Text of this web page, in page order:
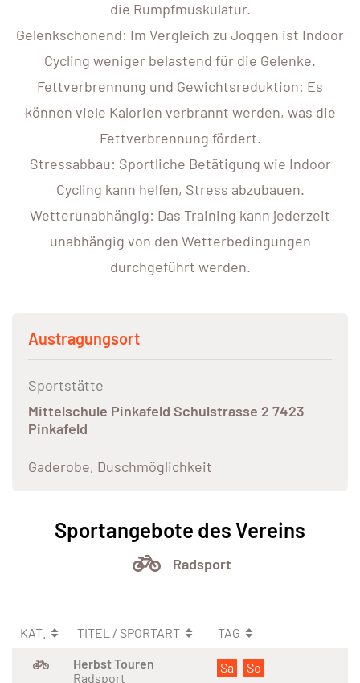
die Rumpfmuskulatur.
Gelenkschonend: Im Vergleich zu Joggen ist Indoor
Cycling weniger belastend für die Gelenke.
Fettverbrennung und Gewichtsreduktion: Es
können viele Kalorien verbrannt werden, was die
Fettverbrennung fördert.
Stressabbau: Sportliche Betätigung wie Indoor
Cycling kann helfen, Stress abzubauen.
Wetterunabhängig: Das Training kann jederzeit
unabhängig von den Wetterbedingungen
durchgeführt werden.
Austragungsort
Sportstätte
Mittelschule Pinkafeld Schulstrasse 2 7423
Pinkafeld
Gaderobe, Duschmöglichkeit
Sportangebote des Vereins
Radsport
KAT. TITEL / SPORTART
TAG
Herbst Touren
Radsport
Sa
So